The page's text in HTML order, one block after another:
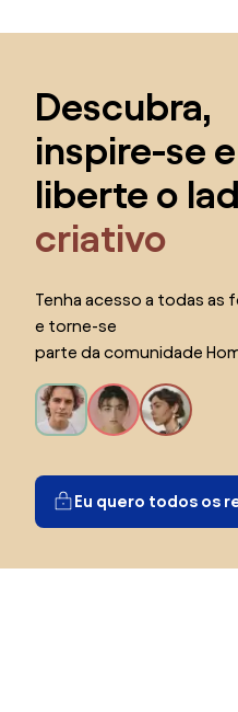
Descubra,
inspire-se e
liberte o
criativo
Tenha acesso a todas as
e torne-se
parte da comunidade
Eu quero todos os